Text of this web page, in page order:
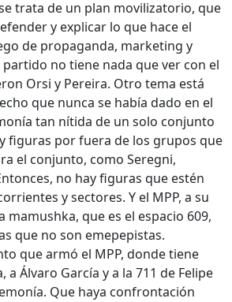
trata de un plan movilizatorio, que
y explicar lo que hace el
de propaganda, marketing y
no tiene nada que ver con el
Orsi y Pereira. Otro tema está
que nunca se había dado en el
tan nítida de un solo conjunto
figuras por fuera de los grupos que
el conjunto, como Seregni,
no hay figuras que estén
y sectores. Y el MPP, a su
mamushka, que es el espacio 609,
que no son emepepistas.
que armó el MPP, donde tiene
a Álvaro García y a la 711 de Felipe
Que haya confrontación